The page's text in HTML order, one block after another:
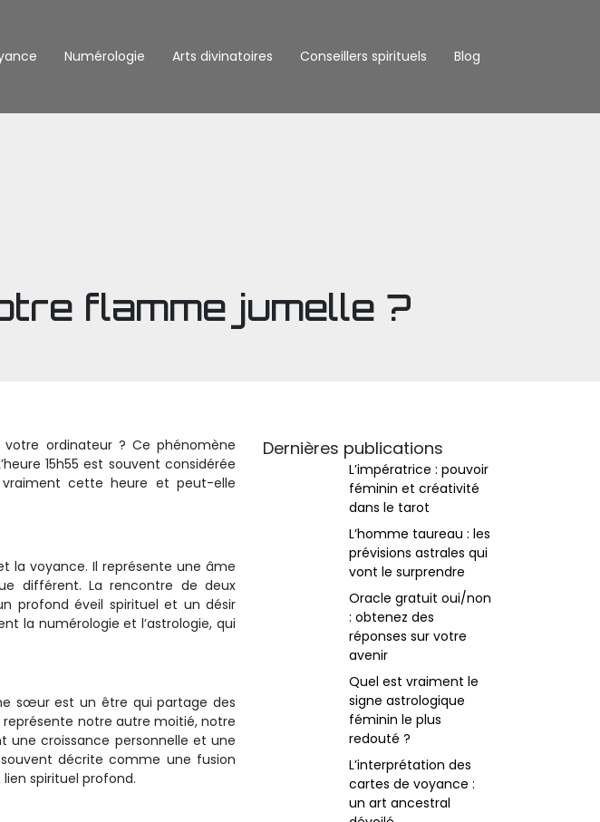
Numérologie Arts divinatoires Conseillers spirituels Blog
flamme jumelle ?
votre ordinateur ? Ce phénomène
15h55 est souvent considérée
cette heure et peut-elle
la voyance. Il représente une âme
différent. La rencontre de deux
profond éveil spirituel et un désir
la numérologie et l’astrologie, qui
sœur est un être qui partage des
notre autre moitié, notre
une croissance personnelle et une
décrite comme une fusion
spirituel profond.
Dernières publications
L’impératrice : pouvoir
féminin et créativité
dans le tarot
L’homme taureau : les
prévisions astrales qui
vont le surprendre
Oracle gratuit oui/non
: obtenez des
réponses sur votre
avenir
Quel est vraiment le
signe astrologique
féminin le plus
redouté ?
L’interprétation des
cartes de voyance :
un art ancestral